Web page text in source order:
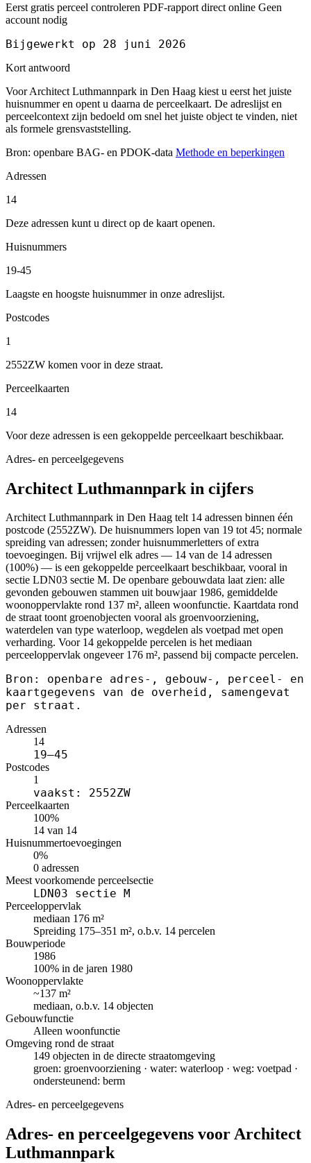
Eerst gratis perceel controleren PDF-rapport direct online Geen
account nodig
Bijgewerkt op 28 juni 2026
Kort antwoord
Voor Architect Luthmannpark in Den Haag kiest u eerst het juiste
huisnummer en opent u daarna de perceelkaart. De adreslijst en
perceelcontext zijn bedoeld om snel het juiste object te vinden, niet
als formele grensvaststelling.
Bron: openbare BAG- en PDOK-data Methode en beperkingen
Adressen
14
Deze adressen kunt u direct op de kaart openen.
Huisnummers
19-45
Laagste en hoogste huisnummer in onze adreslijst.
Postcodes
1
2552ZW komen voor in deze straat.
Perceelkaarten
14
Voor deze adressen is een gekoppelde perceelkaart beschikbaar.
Adres- en perceelgegevens
Architect Luthmannpark in cijfers
Architect Luthmannpark in Den Haag telt 14 adressen binnen één
postcode (2552ZW). De huisnummers lopen van 19 tot 45; normale
spreiding van adressen; zonder huisnummerletters of extra
toevoegingen. Bij vrijwel elk adres — 14 van de 14 adressen
(100%) — is een gekoppelde perceelkaart beschikbaar, vooral in
sectie LDN03 sectie M. De openbare gebouwdata laat zien: alle
gevonden gebouwen stammen uit bouwjaar 1986, gemiddelde
woonoppervlakte rond 137 m², alleen woonfunctie. Kaartdata rond
de straat toont groenobjecten vooral als groenvoorziening,
waterdelen van type waterloop, wegdelen als voetpad met open
verharding. Voor 14 gekoppelde percelen is het mediaan
perceeloppervlak ongeveer 176 m², passend bij compacte percelen.
Bron: openbare adres-, gebouw-, perceel- en
kaartgegevens van de overheid, samengevat
per straat.
Adressen
14
19–45
Postcodes
1
vaakst: 2552ZW
Perceelkaarten
100%
14 van 14
Huisnummertoevoegingen
0%
0 adressen
Meest voorkomende perceelsectie
LDN03 sectie M
Perceeloppervlak
mediaan 176 m²
Spreiding 175–351 m², o.b.v. 14 percelen
Bouwperiode
1986
100% in de jaren 1980
Woonoppervlakte
~137 m²
mediaan, o.b.v. 14 objecten
Gebouwfunctie
Alleen woonfunctie
Omgeving rond de straat
149 objecten in de directe straatomgeving
groen: groenvoorziening · water: waterloop · weg: voetpad ·
ondersteunend: berm
Adres- en perceelgegevens
Adres- en perceelgegevens voor Architect
Luthmannpark